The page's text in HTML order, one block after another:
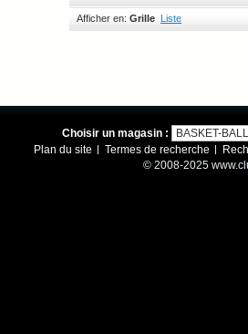
Afficher en: Grille Liste
Choisir un magasin :
Plan du site
Termes de recherche
© 2008-2025